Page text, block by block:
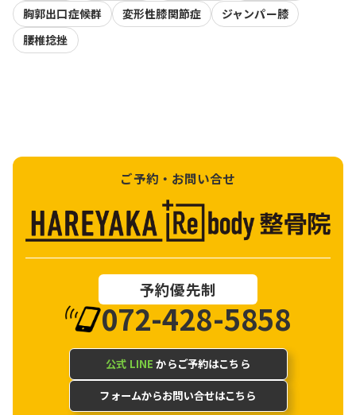
胸郭出口症候群 変形性膝関節症
ジャンパー膝
腰椎捻挫
ご予約・お問い合せ
予約優先制
072-428-5858
公式 LINE からご予約はこちら
フォームからお問い合せはこちら